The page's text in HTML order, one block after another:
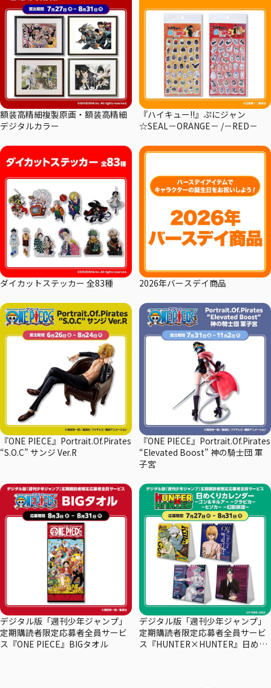
額装高精細複製原画・額装高精細
デジタルカラー
『ハイキュー!!』ぷにジャン
☆SEAL－ORANGE－ /－RED－
ダイカットステッカー 全83種 2026年バースデイ商品
『ONE PIECE』Portrait.Of.Pirates
“S.O.C” サンジ Ver.R
『ONE PIECE』Portrait.Of.Pirates
“Elevated Boost” 神の騎士団 軍
子宮
デジタル版「週刊少年ジャンプ」
定期購読者限定応募者全員サービ
ス『ONE PIECE』BIGタオル
デジタル版「週刊少年ジャンプ」
定期購読者限定応募者全員サービ
ス『HUNTER×HUNTER』日めく